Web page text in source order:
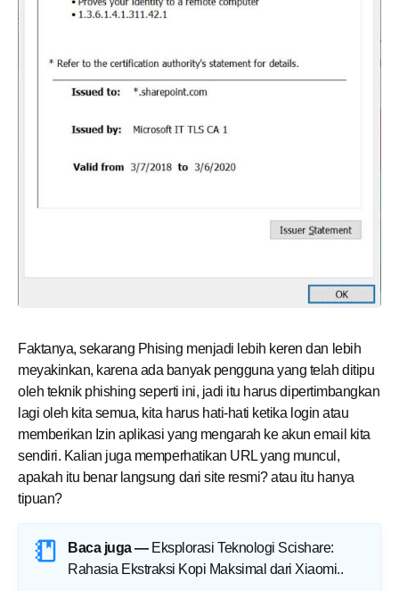
Faktanya, sekarang Phising menjadi lebih keren dan lebih
meyakinkan, karena ada banyak pengguna yang telah ditipu
oleh teknik phishing seperti ini, jadi itu harus dipertimbangkan
lagi oleh kita semua, kita harus hati-hati ketika login atau
memberikan Izin aplikasi yang mengarah ke akun email kita
sendiri. Kalian juga memperhatikan URL yang muncul,
apakah itu benar langsung dari site resmi? atau itu hanya
tipuan?
Baca juga — Eksplorasi Teknologi Scishare:
Rahasia Ekstraksi Kopi Maksimal dari Xiaomi..